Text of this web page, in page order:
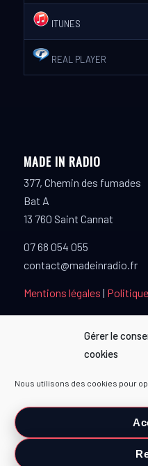
Gérer le
cookies
Nous utilisons des cookies pour
ITUNES
REAL PLAYER
MADE IN RADIO
377, Chemin des fumades
Bat A
13 760 Saint Cannat
07 68 054 055
contact@madeinradio.fr
Mentions légales |
PARTENAIRES